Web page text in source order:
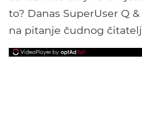
to? Danas SuperUser Q
na pitanje čudnog